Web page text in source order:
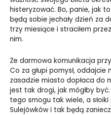
histeryzować. Bo, panie, jak
będą sobie jechały dzień za
trzy miesiące i straciłem
nim.
Że darmowa komunikacja
Co za głupi pomysł, oddajcie
zasadzie miasto dopłaca do
jest tak drogi, jak mógłby
tego smogu tak wiele, a słoiki
Sulejówków i tak będą